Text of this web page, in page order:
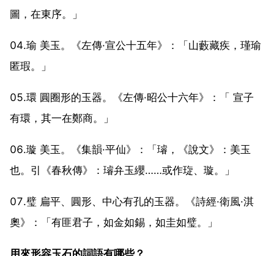
圖，在東序。」
04.瑜 美玉。《左傳·宣公十五年》：「山藪藏疾，瑾瑜
匿瑕。」
05.環 圓圈形的玉器。《左傳·昭公十六年》：「 宣子
有環，其一在鄭商。」
06.璇 美玉。《集韻·平仙》：「璿，《說文》：美玉
也。引《春秋傳》：璿弁玉纓……或作琁、璇。」
07.璧 扁平、圓形、中心有孔的玉器。《詩經·衛風·淇
奧》：「有匪君子，如金如錫，如圭如璧。」
用來形容玉石的詞語有哪些？